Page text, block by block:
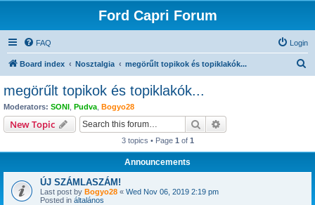
Ford Capri Forum
FAQ Login
Board index Nosztalgia megörűlt topikok és topiklakók...
megörűlt topikok és topiklakók...
Moderators: SONI Pudva Bogyo28
New Topic Search
3 topics • Page 1 of 1
Announcements
ÚJ SZÁMLASZÁM!
Last post by Bogyo28 « Wed Nov 06, 2019 2:19 pm
Posted in általános